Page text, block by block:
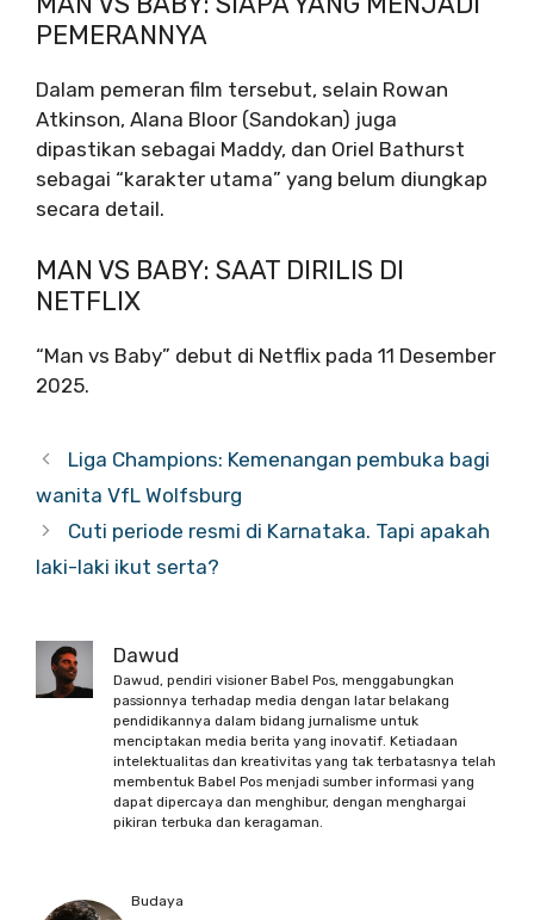
PEMERANNYA
Dalam pemeran film tersebut, selain Rowan
Atkinson, Alana Bloor (Sandokan) juga
dipastikan sebagai Maddy, dan Oriel Bathurst
sebagai “karakter utama” yang belum diungkap
secara detail.
MAN VS BABY: SAAT DIRILIS DI
NETFLIX
“Man vs Baby” debut di Netflix pada 11 Desember
2025.
Liga Champions: Kemenangan pembuka bagi
wanita VfL Wolfsburg
Cuti periode resmi di Karnataka. Tapi apakah
laki-laki ikut serta?
Dawud
Dawud, pendiri visioner Babel Pos, menggabungkan
passionnya terhadap media dengan latar belakang
pendidikannya dalam bidang jurnalisme untuk
menciptakan media berita yang inovatif. Ketiadaan
intelektualitas dan kreativitas yang tak terbatasnya telah
membentuk Babel Pos menjadi sumber informasi yang
dapat dipercaya dan menghibur, dengan menghargai
pikiran terbuka dan keragaman.
Budaya